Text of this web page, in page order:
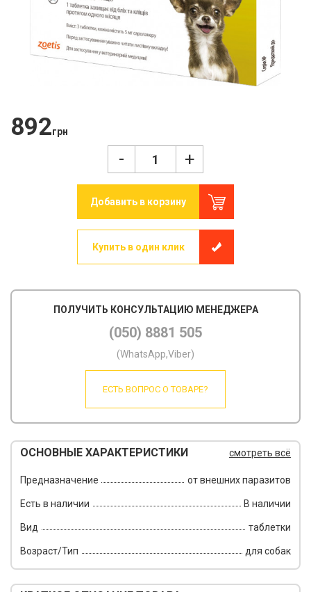
892грн
- +
Добавить в корзину
Купить в один клик
ПОЛУЧИТЬ КОНСУЛЬТАЦИЮ МЕНЕДЖЕРА
(050) 8881 505
(WhatsApp,Viber)
ЕСТЬ ВОПРОС О ТОВАРЕ?
ОСНОВНЫЕ ХАРАКТЕРИСТИКИ смотреть всё
Предназначение от внешних паразитов
Есть в наличии В наличии
Вид таблетки
Возраст/Тип для собак